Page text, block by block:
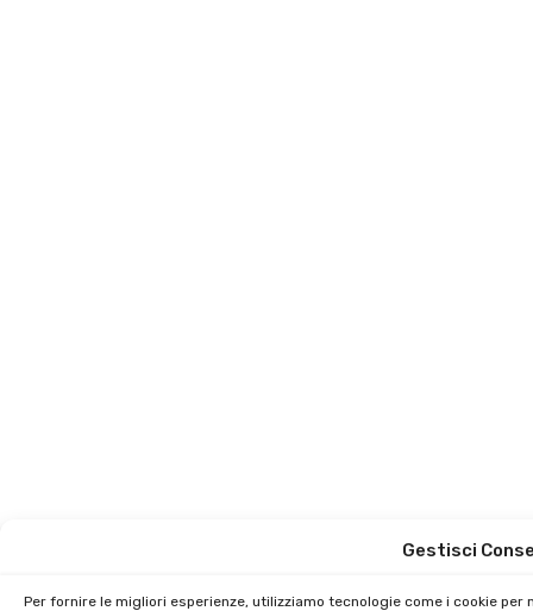
Gestisci
Per fornire le migliori esperienze, utilizziamo tecnologie come i cookie